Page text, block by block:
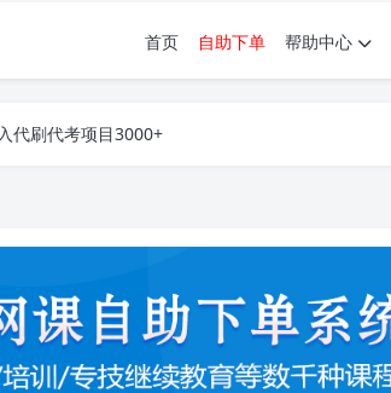
首页 自助下单 帮助中心
代刷代考项目3000+
代刷代考项目3000+